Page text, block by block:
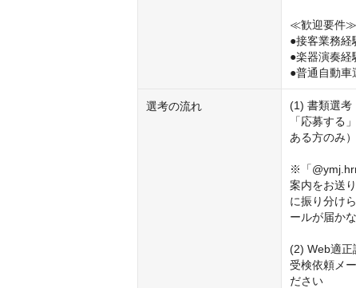
≪歓迎要件≫
●接客業務経
●楽器演奏経
●普通自動車
選考の流れ
(1) 書類選考
「応募する
ある方のみ
※「
案内をお送
に振り分け
ールが届か
(2) Web適正
受検依頼メ
ださい